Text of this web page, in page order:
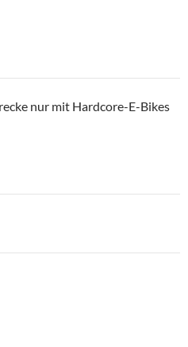
nur mit Hardcore-E-Bikes